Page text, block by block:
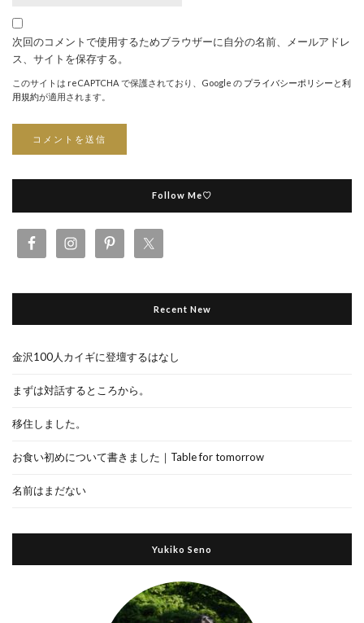
次回のコメントで使用するためブラウザーに自分の名前、メールアドレ
ス、サイトを保存する。
このサイトは reCAPTCHA で保護されており、Google の プライバシーポリシー と利
用規約が適用されます。
Follow Me♡
Recent New
金沢100人カイギに登壇するはなし
まずは対話するところから。
移住しました。
お食い初めについて書きました｜Table for tomorrow
名前はまだない
Yukiko Seno